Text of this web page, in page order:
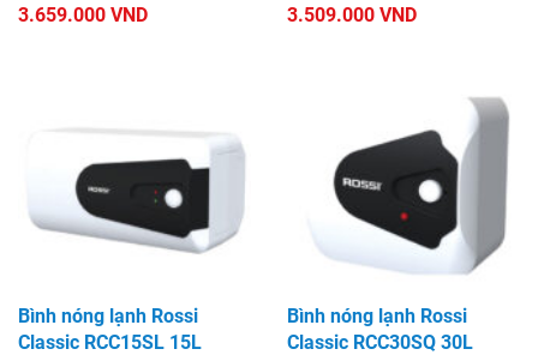
3.659.000 VND 3.509.000 VND
Bình nóng lạnh Rossi
Classic RCC15SL 15L
Bình nóng lạnh Rossi
Classic RCC30SQ 30L